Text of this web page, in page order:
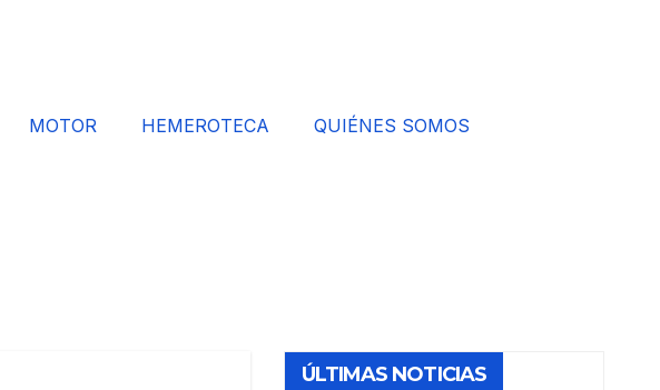
MOTOR HEMEROTECA QUIÉNES SOMOS
ÚLTIMAS NOTICIAS